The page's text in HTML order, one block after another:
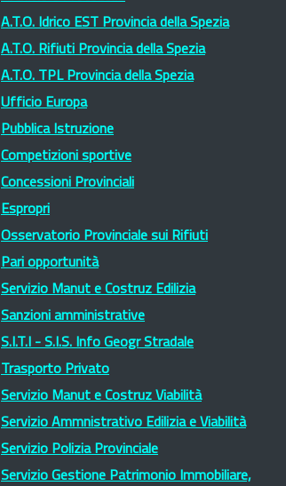
A.T.O. Idrico EST Provincia della Spezia
A.T.O. Rifiuti Provincia della Spezia
A.T.O. TPL Provincia della Spezia
Ufficio Europa
Pubblica Istruzione
Competizioni sportive
Concessioni Provinciali
Espropri
Osservatorio Provinciale sui Rifiuti
Pari opportunità
Servizio Manut e Costruz Edilizia
Sanzioni amministrative
S.I.T.I - S.I.S. Info Geogr Stradale
Trasporto Privato
Servizio Manut e Costruz Viabilità
Servizio Ammnistrativo Edilizia e Viabilità
Servizio Polizia Provinciale
Servizio Gestione Patrimonio Immobiliare,